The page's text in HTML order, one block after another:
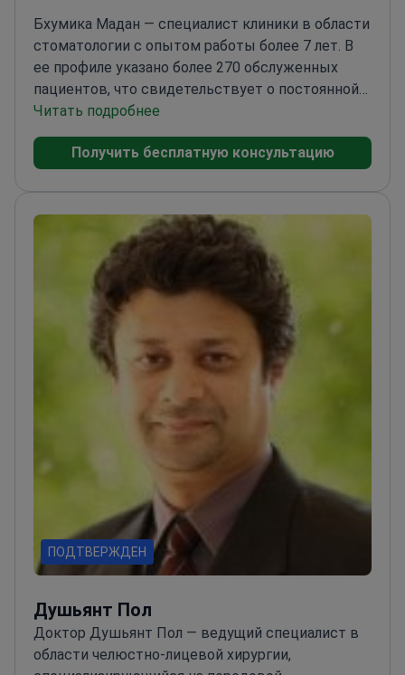
Бхумика Мадан — специалист клиники в области
стоматологии с опытом работы более 7 лет. В
ее профиле указано более 270 обслуженных
пациентов, что свидетельствует о постоянной
клинической практике. Если вы хотите начать со
стоматологической консультации в сети клиник,
этот профиль стоит рассмотреть.
Читать подробнее
Получить бесплатную консультацию
ПОДТВЕРЖДЕН
Душьянт Пол
Доктор Душьянт Пол — ведущий специалист в
области челюстно-лицевой хирургии,